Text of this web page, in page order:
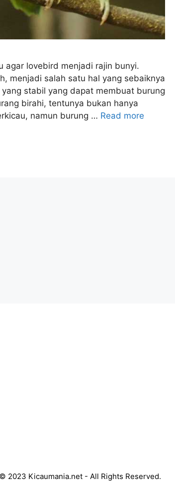
agar lovebird menjadi rajin bunyi.
menjadi salah satu hal yang sebaiknya
stabil yang dapat membuat burung
birahi, tentunya bukan hanya
namun burung … Read more
© 2023 Kicaumania.net - All Rights Reserved.